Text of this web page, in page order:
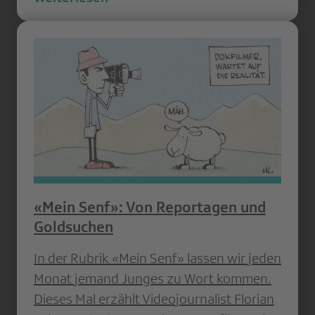
«Mein Senf»: Von Reportagen und
Goldsuchen
In der Rubrik «Mein Senf» lassen wir jeden
Monat jemand Junges zu Wort kommen.
Dieses Mal erzählt Videojournalist Florian